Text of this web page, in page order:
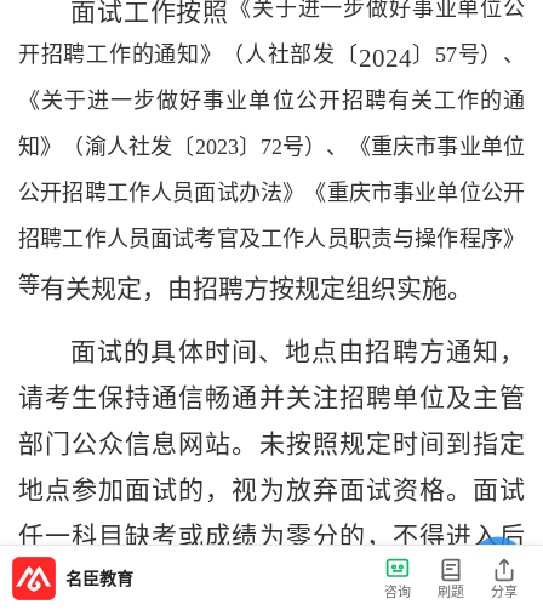
面试工作按照 《关于进一步做好事业单位公
开招聘工作的通知》（人社部发〔 2024〕 57号）、
《关于进一步做好事业单位公开招聘有关工作的通
知》（渝人社发〔2023〕 72号）、《重庆市事业单位
公开招聘工作人员面试办法》《重庆市事业单位公开
招聘工作人员面试考官及工作人员职责与操作程序》
等有关规定， 由招聘方按规定组织实施。
面试的具体时间 、 地点由招聘方通知 ，
请考生保持通信畅通并关注招聘单位及主管
部门公众信息网站。未按照规定时间到指定
地点参加面试的， 视为放弃面试资格。面试
任一科目缺考或成绩为零分的，不得进入后
续招聘环节。
名臣教育
咨询 刷题 分享